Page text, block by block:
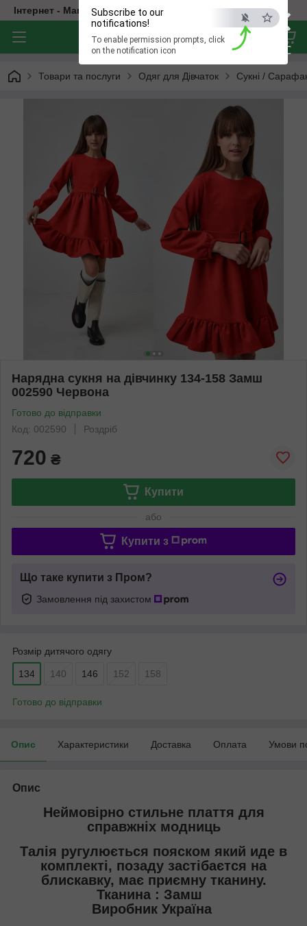
×
ESC
Subscribe to our
notifications!
To enable permission prompts, click
on the notification icon
Інтернет - Магазин Дитячого Одягу
Товари та послуги Одяг для Дівчаток Сукні /
Нарядна сукня на дівчинку 134-158 Замш
002590 Червона
Готово до відправки
Код: 002590
Роздріб
720 ₴
Купити
або
Купити з
Що таке купити з Пром?
Замовлення під захистом
Розмір дитячого одягу
134 140 146 152 158
Готово до відправки
Опис Характеристики Доставка Оплата Умови
Опис
Неймовірно стильне плаття для
справжніх модниць
Талія ругулюється пояском який иде в
комплекті, позаду застібаєтся на
блискавку, має приємну тканину.
Тканина : Замш
Виробник Україна